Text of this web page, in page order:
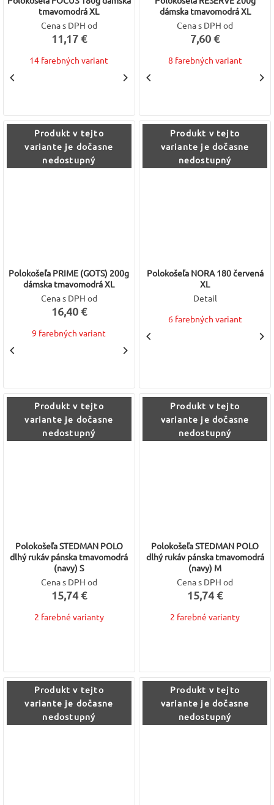
tmavomodrá XL
Cena s DPH od
11,17 €
14 farebných variant
dámska tmavomodrá XL
Cena s DPH od
7,60 €
8 farebných variant
Produkt v tejto
variante je dočasne
nedostupný
Polokošeľa PRIME (GOTS) 200g
dámska tmavomodrá XL
Cena s DPH od
16,40 €
9 farebných variant
Produkt v tejto
variante je dočasne
nedostupný
Polokošeľa NORA 180 červená
XL
Detail
6 farebných variant
Produkt v tejto
variante je dočasne
nedostupný
Polokošeľa STEDMAN POLO
dlhý rukáv pánska tmavomodrá
(navy) S
Cena s DPH od
15,74 €
2 farebné varianty
Produkt v tejto
variante je dočasne
nedostupný
Polokošeľa STEDMAN POLO
dlhý rukáv pánska tmavomodrá
(navy) M
Cena s DPH od
15,74 €
2 farebné varianty
Produkt v tejto
variante je dočasne
nedostupný
Produkt v tejto
variante je dočasne
nedostupný